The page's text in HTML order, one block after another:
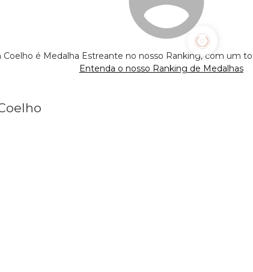
Coelho é Medalha Estreante no nosso Ranking, com um
Entenda o nosso Ranking de Medalhas